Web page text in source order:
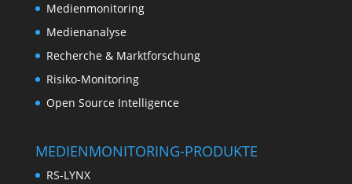
Medienmonitoring
Medienanalyse
Recherche & Marktforschung
Risiko-Monitoring
Open Source Intelligence
MEDIENMONITORING-PRODUKTE
RS-LYNX